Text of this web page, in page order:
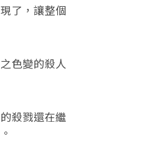
了，讓整個
色變的殺人
殺戮還在繼